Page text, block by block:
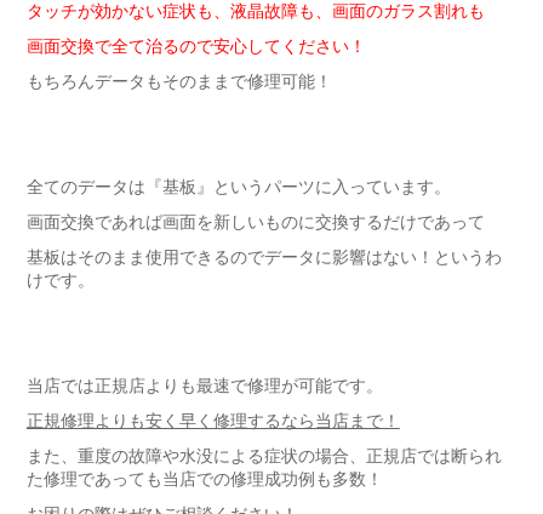
タッチが効かない症状も、液晶故障も、画面のガラス割れも
画面交換で全て治るので安心してください！
もちろんデータもそのままで修理可能！
全てのデータは『基板』というパーツに入っています。
画面交換であれば画面を新しいものに交換するだけであって
基板はそのまま使用できるのでデータに影響はない！というわ
けです。
当店では正規店よりも最速で修理が可能です。
正規修理よりも安く早く修理するなら当店まで！
また、重度の故障や水没による症状の場合、正規店では断られ
た修理であっても当店での修理成功例も多数！